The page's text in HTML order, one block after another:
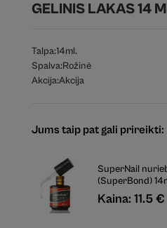
GELINIS LAKAS 14
Talpa:14ml.
Spalva:Rožinė
Akcija:Akcija
Jums taip pat gali prireikti:
SuperNail
(SuperBond)
Kaina: 11.5 €